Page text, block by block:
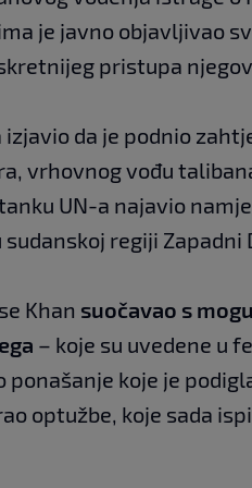
je javno objavljivao
pristupa
da je podnio
vrhovnog vođu
UN-a najavio
regiji Zapadni
Khan suočavao s
– koje su uvedene u
koje je
optužbe, koje sada